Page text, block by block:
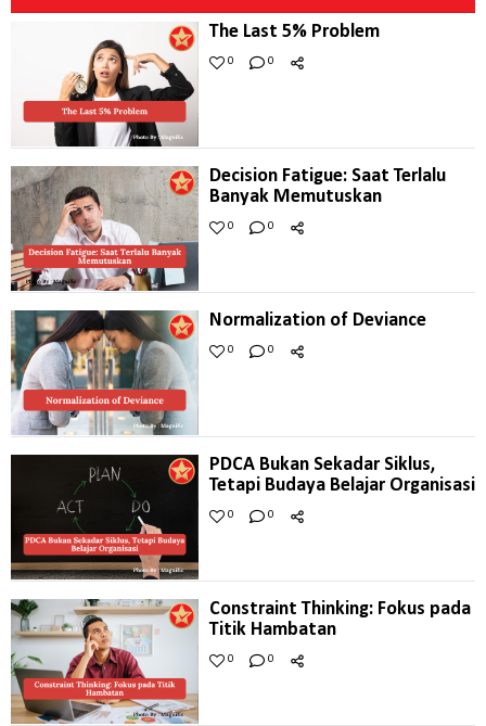
The Last 5% Problem
0 0
Decision Fatigue: Saat Terlalu
Banyak Memutuskan
0 0
Normalization of Deviance
0 0
PDCA Bukan Sekadar Siklus,
Tetapi Budaya Belajar Organisasi
0 0
Constraint Thinking: Fokus pada
Titik Hambatan
0 0